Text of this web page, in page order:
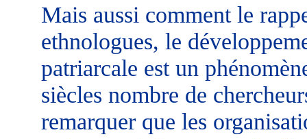
Mais aussi comment le
ethnologues, le
patriarcale est un
siècles nombre de
remarquer que les